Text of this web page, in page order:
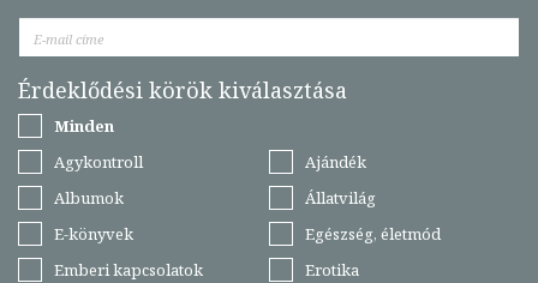
Érdeklődési körök kiválasztása
Minden
Agykontroll
Ajándék
Albumok
Állatvilág
E-könyvek
Egészség, életmód
Emberi kapcsolatok
Erotika